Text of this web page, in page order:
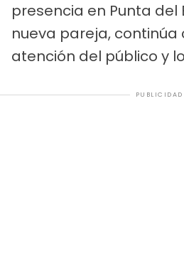
presencia en Punta del
nueva pareja,
atención del público y
PUBLICIDAD